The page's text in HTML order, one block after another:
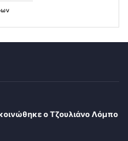
ο Τζουλιάνο Λόμπο